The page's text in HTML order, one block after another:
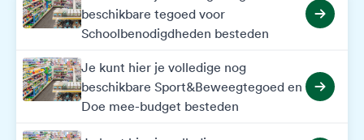
beschikbare tegoed voor
Schoolbenodigdheden besteden
Je kunt hier je volledige nog
beschikbare Sport&Beweegtegoed en
Doe mee-budget besteden